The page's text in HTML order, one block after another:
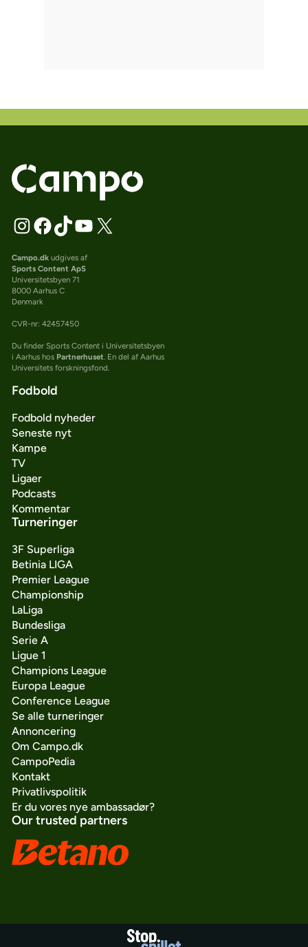
Campo.dkudgives af
Sports Content ApS
Universitetsbyen 71
8000 Aarhus C
Denmark
CVR-nr: 42457450
Du finder Sports Content i Universitetsbyen
i Aarhus hos Partnerhuset. En del af Aarhus
Universitets forskningsfond.
Fodbold
Fodbold nyheder
Seneste nyt
Kampe
TV
Ligaer
Podcasts
Kommentar
Turneringer
3F Superliga
Betinia LIGA
Premier League
Championship
LaLiga
Bundesliga
Serie A
Ligue 1
Champions League
Europa League
Conference League
Se alle turneringer
Annoncering
Om Campo.dk
CampoPedia
Kontakt
Privatlivspolitik
Er du vores nye ambassadør?
Our trusted partners